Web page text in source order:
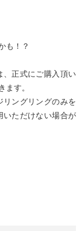
も！？
正式にご購入頂い
ます。
ングリングのみを
いただけない場合が